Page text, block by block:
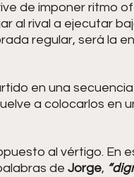
de imponer ritmo
al rival a ejecutar
regular, será la
en una
a colocarlos en
al vértigo. En
de Jorge,